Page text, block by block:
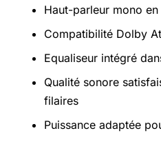
Haut-parleur mono
Compatibilité Dolby
Equaliseur intégré
Qualité sonore
filaires
Puissance adaptée